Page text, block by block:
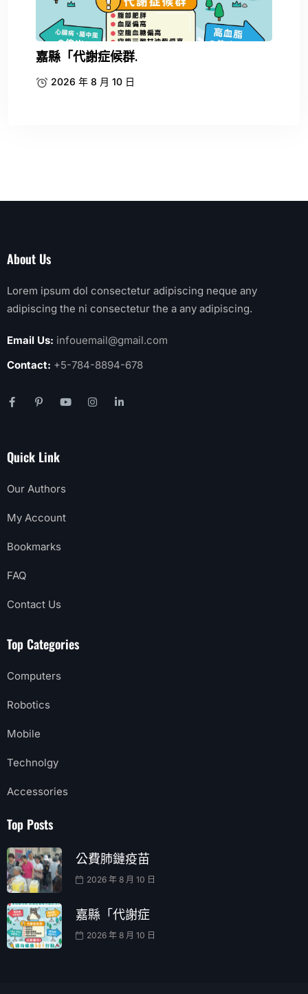
嘉縣「代謝症候群.
2026 年 8 月 10 日
About Us
Lorem ipsum dol consectetur adipiscing neque any
adipiscing the ni consectetur the a any adipiscing.
Email Us: infouemail@gmail.com
Contact: +5-784-8894-678
Quick Link
Our Authors
My Account
Bookmarks
FAQ
Contact Us
Top Categories
Computers
Robotics
Mobile
Technolgy
Accessories
Top Posts
公費肺鏈疫苗
2026 年 8 月 10 日
嘉縣「代謝症
2026 年 8 月 10 日